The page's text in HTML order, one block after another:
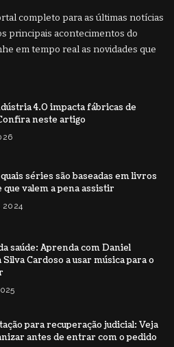
completo para as últimas notícias
principais acontecimentos do
em tempo real as novidades que
4.0 impacta fábricas de
neste artigo
séries são baseadas em livros
que valem a pena assistir
2024
saúde: Aprenda com Daniel
Silva Cardoso a usar música para o
para recuperação judicial: Veja
antes de entrar com o pedido